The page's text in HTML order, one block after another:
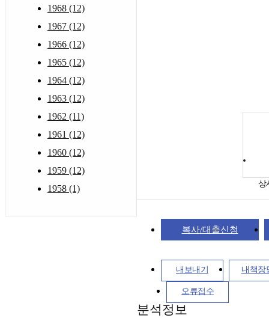
1968 (12)
1967 (12)
1966 (12)
1965 (12)
1964 (12)
1963 (12)
1962 (11)
1961 (12)
1960 (12)
1959 (12)
1958 (1)
상
복사/대출신청
내보내기 내책장
오류접수
분석정보